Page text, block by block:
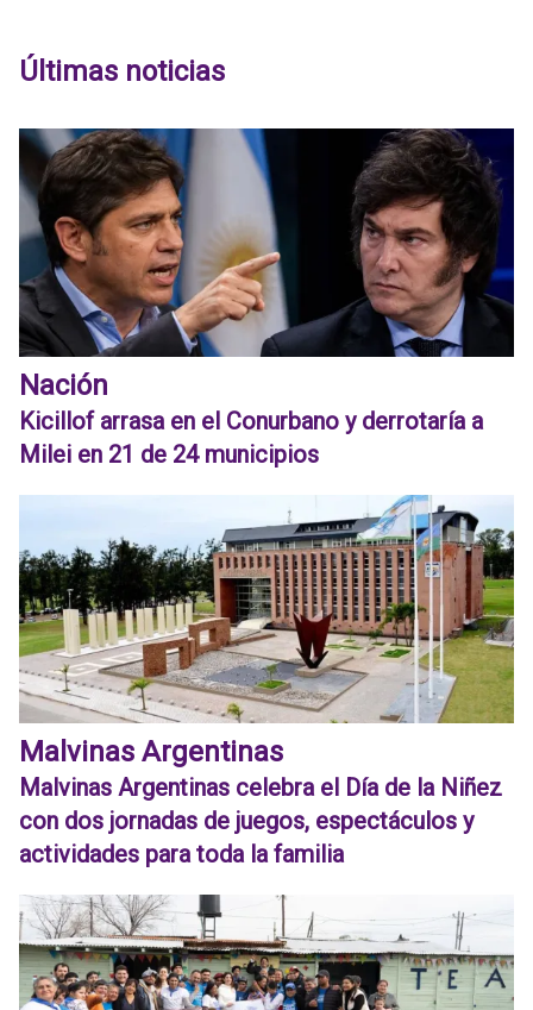
Últimas noticias
Nación
Kicillof arrasa en el Conurbano y derrotaría a
Milei en 21 de 24 municipios
Malvinas Argentinas
Malvinas Argentinas celebra el Día de la Niñez
con dos jornadas de juegos, espectáculos y
actividades para toda la familia